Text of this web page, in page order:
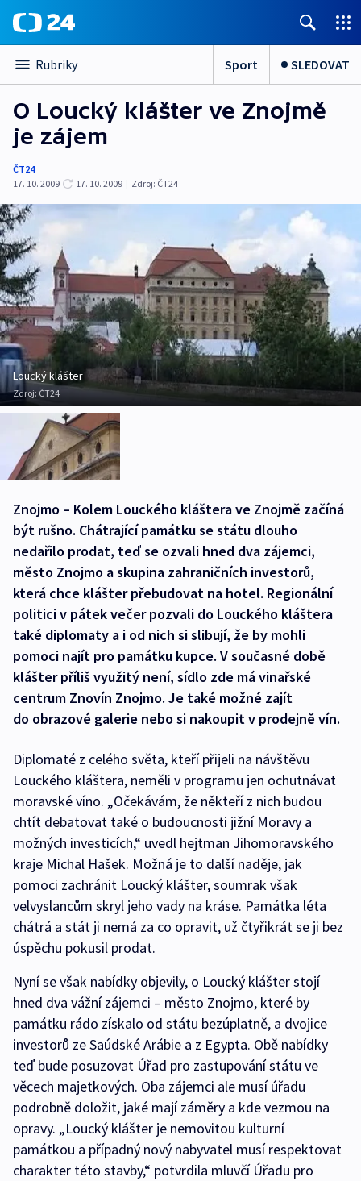
Rubriky Sport SLEDOVAT
O Loucký klášter ve Znojmě
je zájem
ČT24
17. 10. 2009
17. 10. 2009 | Zdroj: ČT24
Loucký klášter
Zdroj: ČT24
Znojmo – Kolem Louckého kláštera ve Znojmě začíná
být rušno. Chátrající památku se státu dlouho
nedařilo prodat, teď se ozvali hned dva zájemci,
město Znojmo a skupina zahraničních investorů,
která chce klášter přebudovat na hotel. Regionální
politici v pátek večer pozvali do Louckého kláštera
také diplomaty a i od nich si slibují, že by mohli
pomoci najít pro památku kupce. V současné době
klášter příliš využitý není, sídlo zde má vinařské
centrum Znovín Znojmo. Je také možné zajít
do obrazové galerie nebo si nakoupit v prodejně vín.
Diplomaté z celého světa, kteří přijeli na návštěvu
Louckého kláštera, neměli v programu jen ochutnávat
moravské víno. „Očekávám, že někteří z nich budou
chtít debatovat také o budoucnosti jižní Moravy a
možných investicích,“ uvedl hejtman Jihomoravského
kraje Michal Hašek. Možná je to další naděje, jak
pomoci zachránit Loucký klášter, soumrak však
velvyslancům skryl jeho vady na kráse. Památka léta
chátrá a stát ji nemá za co opravit, už čtyřikrát se ji bez
úspěchu pokusil prodat.
Nyní se však nabídky objevily, o Loucký klášter stojí
hned dva vážní zájemci – město Znojmo, které by
památku rádo získalo od státu bezúplatně, a dvojice
investorů ze Saúdské Arábie a z Egypta. Obě nabídky
teď bude posuzovat Úřad pro zastupování státu ve
věcech majetkových. Oba zájemci ale musí úřadu
podrobně doložit, jaké mají záměry a kde vezmou na
opravy. „Loucký klášter je nemovitou kulturní
památkou a případný nový nabyvatel musí respektovat
charakter této stavby,“ potvrdila mluvčí Úřadu pro